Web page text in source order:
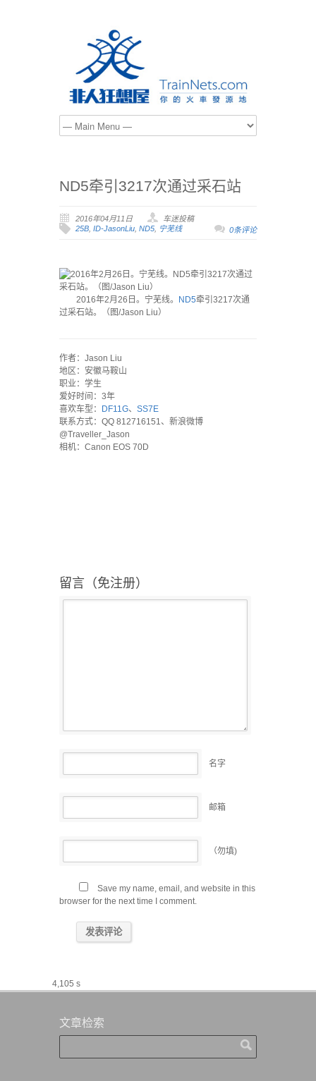
ND5牵引3217次通过采石站
2016年04月11日
车迷投稿
25B, ID-JasonLiu, ND5, 宁芜线 0条评论
2016年2月26日。宁芜线。 ND5牵引3217次通
过采石站。（图/Jason Liu）
作者：Jason Liu
地区：安徽马鞍山
职业：学生
爱好时间：3年
喜欢车型：
DF11G、 SS7E
联系方式：QQ 812716151、新浪微博
@Traveller_Jason
相机：Canon EOS 70D
留言（免注册）
名字
邮箱
（勿填)
Save my name, email, and website in this
browser for the next time I comment.
4,105 s
文章检索